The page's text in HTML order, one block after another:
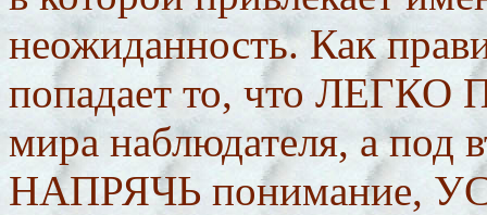
неожиданность. Как
попадает то, что
мира наблюдателя, а под
НАПРЯЧЬ понимание,